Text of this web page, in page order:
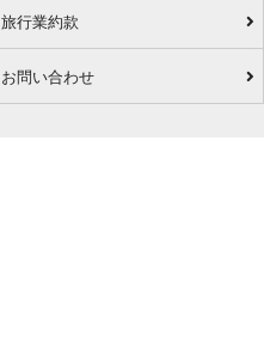
旅行業約款
お問い合わせ